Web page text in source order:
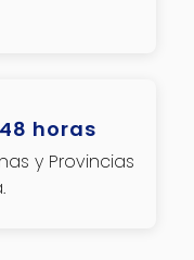
horas
y Provincias